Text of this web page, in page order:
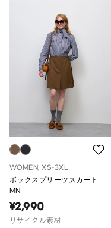
WOMEN, XS-3XL
ボックスプリーツスカート
MN
¥2,990
リサイクル素材